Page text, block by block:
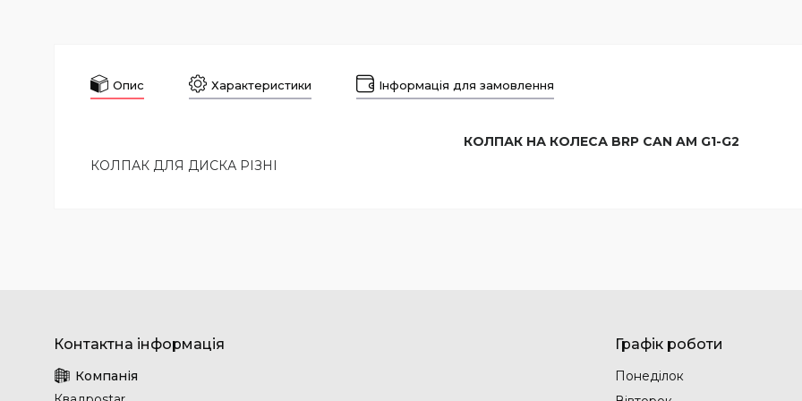
Опис Характеристики Інформація для замовлення
КОЛПАК НА КОЛЕСА BRP CAN AM G1-G2
КОЛПАК ДЛЯ ДИСКА РІЗНІ
Графік роботи
Понеділок